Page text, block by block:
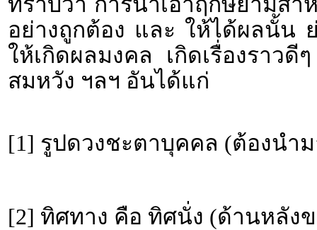
อย่างถูกต้อง และ ให้ได้ผลนั้น
ให้เกิดผลมงคล เกิดเรื่องราว
สมหวัง ฯลฯ อันได้แก่
[1] รูปดวงชะตาบุคคล (ต้องนำ
[2] ทิศทาง คือ ทิศนั่ง (ด้านหลัง